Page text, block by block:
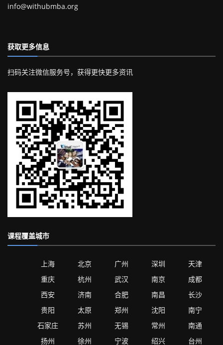
info@withubmba.org
获取更多信息
扫码关注微信服务号，获得更快更多资讯
课程覆盖城市
上海 北京 广州 深圳
天津
重庆
杭州 武汉 南京
成都
西安
济南 合肥 南昌
长沙
贵阳
太原 郑州 沈阳
南宁
石家庄
苏州 无锡 常州
南通
扬州
徐州 宁波 绍兴 台州